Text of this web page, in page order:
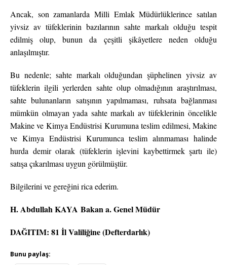
Ancak, son zamanlarda Milli Emlak Müdürlüklerince satılan
yivsiz av tüfeklerinin bazılarının sahte markalı olduğu tespit
edilmiş olup, bunun da çeşitli şikâyetlere neden olduğu
anlaşılmıştır.
Bu nedenle; sahte markalı olduğundan şüphelinen yivsiz av
tüfeklerin ilgili yerlerden sahte olup olmadığının araştırılması,
sahte bulunanların satışının yapılmaması, ruhsata bağlanması
mümkün olmayan yada sahte markalı av tüfeklerinin öncelikle
Makine ve Kimya Endüstrisi Kurumuna teslim edilmesi, Makine
ve Kimya Endüstrisi Kurumunca teslim alınmaması halinde
hurda demir olarak (tüfeklerin işlevini kaybettirmek şartı ile)
satışa çıkarılması uygun görülmüştür.
Bilgilerini ve gereğini rica ederim.
H. Abdullah KAYA Bakan a. Genel Müdür
DAĞITIM: 81 İl Valiliğine (Defterdarlık)
Bunu paylaş: